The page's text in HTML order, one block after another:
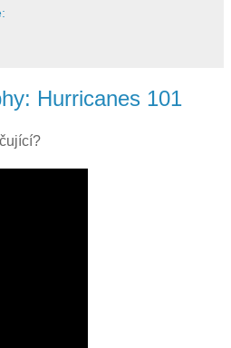
Hurricanes 101